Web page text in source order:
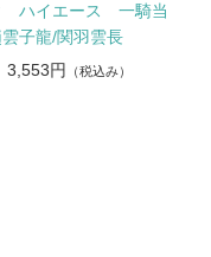
ハイエース 一騎当
子龍/関羽雲長
3,553円
（税込み）